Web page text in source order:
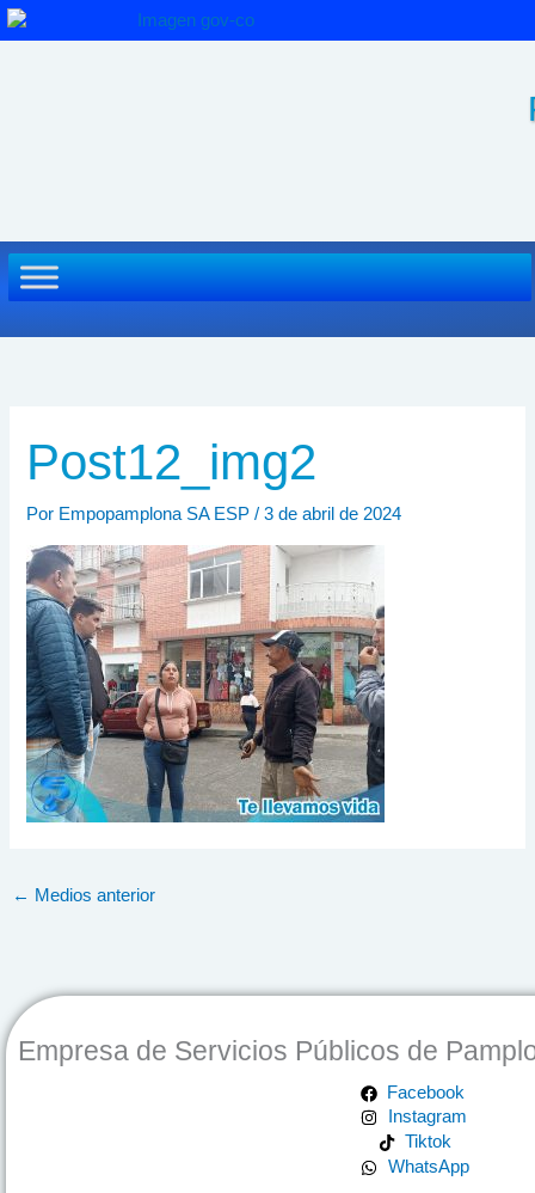
Ir
Post12_img2
Por Empopamplona SA ESP/3 de abril de 2024
← Medios anterior
Empresa de Servicios Públicos de
Facebook
Instagram
Tiktok
WhatsApp